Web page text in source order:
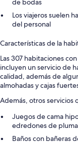
de bodas
Los viajeros suelen
del personal
Características de la
Las 307 habitaciones
incluyen un servicio de
calidad, además de
almohadas y cajas
Además, otros servicios
Juegos de cama
edredones de
Baños con bañeras